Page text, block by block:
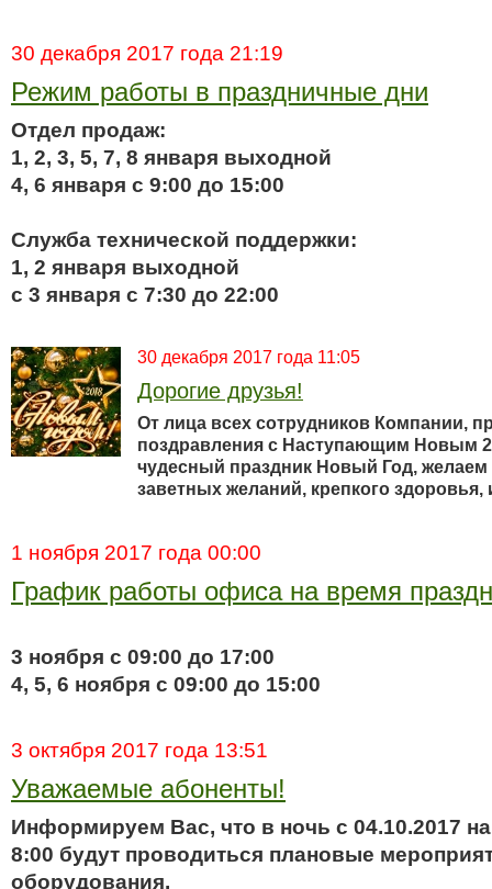
30 декабря 2017 года 21:19
Режим работы в праздничные дни
Отдел продаж:
1, 2, 3, 5, 7, 8 января выходной
4, 6 января с 9:00 до 15:00
Служба технической поддержки:
1, 2 января выходной
с 3 января с 7:30 до 22:00
30 декабря 2017 года 11:05
Дорогие друзья!
От лица всех сотрудников Компании,
поздравления с Наступающим Новым
чудесный праздник Новый Год, желаем
заветных желаний, крепкого здоровья,
1 ноября 2017 года 00:00
График работы офиса на время
3 ноября с 09:00 до 17:00
4, 5, 6 ноября с 09:00 до 15:00
3 октября 2017 года 13:51
Уважаемые абоненты!
Информируем Вас, что в ночь с 04.10.2017
8:00 будут проводиться плановые
оборудования.